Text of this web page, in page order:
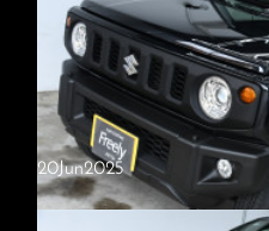
施工内容・Freelyプロ（硬化系セ
ス撥水（フロントガラス）スバル
た。新車でのご入庫でしたが、塗
20Jun2025